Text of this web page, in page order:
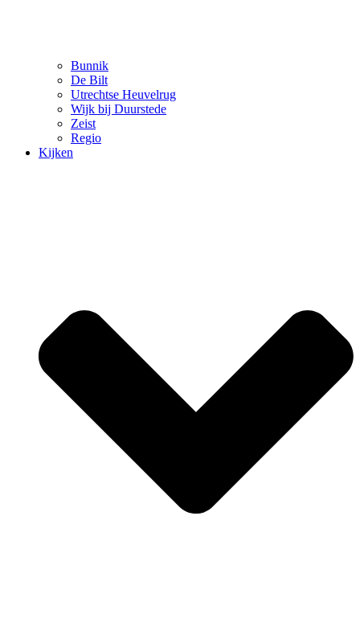
Bunnik
De Bilt
Utrechtse Heuvelrug
Wijk bij Duurstede
Zeist
Regio
Kijken